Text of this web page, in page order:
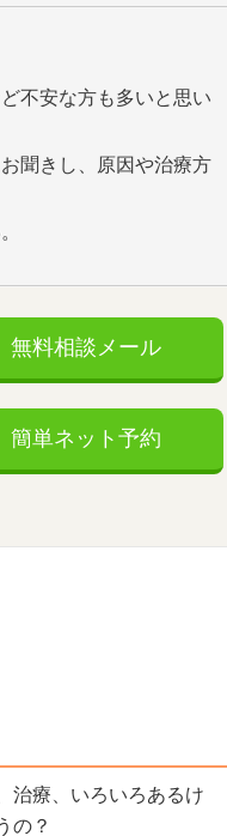
不安な方も多いと思い
聞きし、原因や治療方
無料相談メール
簡単ネット予約
治療、いろいろあるけ
の？